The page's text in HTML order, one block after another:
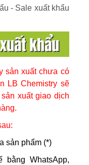
- Sale xuất khẩu
sản xuất chưa có
LB Chemistry sẽ
xuất giao dịch
sản phẩm (*)
WhatsApp,